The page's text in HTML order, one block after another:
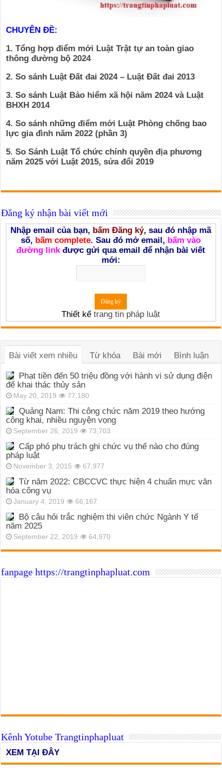
CHUYÊN ĐỀ:
1. Tổng hợp điểm mới Luật Trật tự an toàn giao
thông đường bộ 2024
2. So sánh Luật Đất đai 2024 – Luật Đất đai 2013
3. So sánh Luật Bảo hiểm xã hội năm 2024 và Luật
BHXH 2014
4. So sánh những điểm mới Luật Phòng chống bao
lực gia đình năm 2022 (phần 3)
5. So Sánh Luật Tổ chức chính quyền địa phương
năm 2025 với Luật 2015, sửa đổi 2019
Đăng ký nhận bài viết mới
Nhập email của bạn, bấm Đăng ký, sau đó nhập mã
số, bấm complete. Sau đó mở email, bấm vào
đường linkđược gửi qua email để nhận bài viết
mới:
Thiết kếtrang tin pháp luật
Bài viết xem nhiều Từ khóa Bài mới Bình luận
Phạt tiền đến 50 triệu đồng với hành vi sử dụng điện
để khai thác thủy sản
May 20, 2019 77,180
Quảng Nam: Thi công chức năm 2019 theo hướng
công khai, nhiều nguyện vọng
September 26, 2019 73,703
Cấp phó phụ trách ghi chức vụ thế nào cho đúng
pháp luật
November 3, 2015 67,977
Từ năm 2022: CBCCVC thực hiện 4 chuẩn mực văn
hóa công vụ
January 4, 2019 66,167
Bộ câu hỏi trắc nghiệm thi viên chức Ngành Y tế
năm 2025
September 22, 2019 64,970
fanpage https://trangtinphapluat.com
Kênh Yotube Trangtinphapluat
XEM TẠI ĐÂY